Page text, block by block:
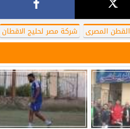
القطن المصرى شركة مصر لحليج الاقطان